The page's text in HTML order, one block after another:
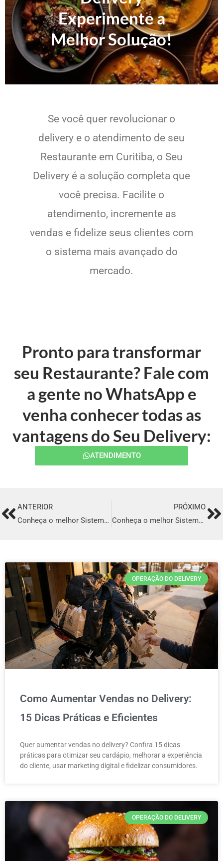
Experimente a
Melhor Solução!
Se você quer revolucionar o
delivery e o atendimento de seu
Restaurante em Curitiba, o Seu
Delivery é a solução completa que
você precisa. Facilite o
atendimento, incremente as
vendas e fidelize seus clientes com
o sistema mais avançado do
mercado.
Pronto para transformar
seu Restaurante? Fale com
a gente no WhatsApp e
venha conhecer todas as
vantagens do Seu Delivery:
ATENDIMENTO
PrevANTERIOR
Conheça o melhor Sistema para Delivery em Manaus
PRÓXIMO
Conheça o melhor Sistema para Delivery em Recife
OPERAÇÃO DO DELIVERY
Como Aumentar Vendas no Delivery:
15 Dicas Práticas e Eficientes
Quer aumentar vendas no delivery? Confira 15 dicas
práticas para otimizar seu cardápio, melhorar a experiência
do cliente, usar marketing digital e fidelizar consumidores.
OPERAÇÃO DO DELIVERY